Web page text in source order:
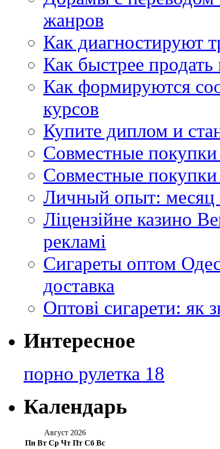
жанров
Как диагностируют
Как быстрее
Как формируются
курсов
Купите диплом и
Совместные
Совместные покупки
Личный опыт: месяц
Ліцензійне казино
рекламі
Сигареты оптом
доставка
Оптові сигарети: як
Интересное
порно рулетка 18
Календарь
Август 2026
Пн Вт Ср Чт Пт Сб Вс